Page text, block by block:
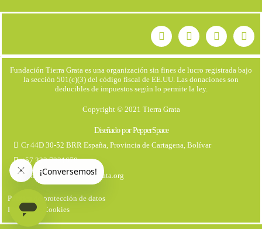
Fundación Tierra Grata es una organización sin fines de lucro registrada bajo
la sección 501(c)(3) del código fiscal de EE.UU. Las donaciones son
deducibles de impuestos según lo permite la ley.
Copyright © 2021 Tierra Grata
Diseñado por PepperSpace
Cr 44D 30-52 BRR España, Provincia de Cartagena, Bolívar
+57 323 7931670
comunicaciones@tierragrata.org
Política de protección de datos
Politica de Cookies